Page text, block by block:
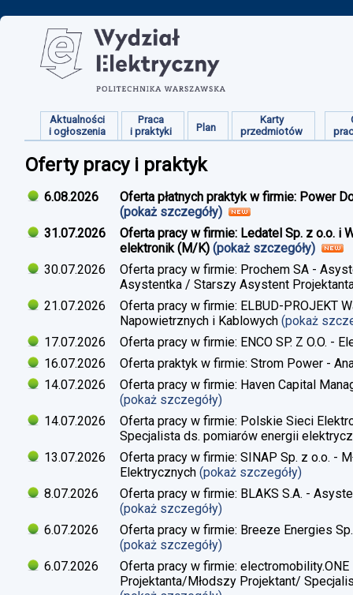
Aktualności
i ogłoszenia
Praca
i praktyki
Plan
Karty
przedmiotów
Oferty pracy i praktyk
6.08.2026
Oferta płatnych praktyk w firmie: Power
(pokaż szczegóły)
31.07.2026
Oferta pracy w firmie: Ledatel Sp. z o.o. i
elektronik (M/K) (pokaż szczegóły)
30.07.2026
Oferta pracy w firmie: Prochem SA -
Asystentka / Starszy Asystent
21.07.2026
Oferta pracy w firmie: ELBUD-PROJEKT
Napowietrznych i Kablowych (pokaż
17.07.2026
Oferta pracy w firmie: ENCO SP. Z O.O. -
16.07.2026
Oferta praktyk w firmie: Strom Power -
14.07.2026
Oferta pracy w firmie: Haven Capital
(pokaż szczegóły)
14.07.2026
Oferta pracy w firmie: Polskie Sieci
Specjalista ds. pomiarów energii
13.07.2026
Oferta pracy w firmie: SINAP Sp. z o.o. -
Elektrycznych (pokaż szczegóły)
8.07.2026
Oferta pracy w firmie: BLAKS S.A. -
(pokaż szczegóły)
6.07.2026
Oferta pracy w firmie: Breeze Energies
(pokaż szczegóły)
6.07.2026
Oferta pracy w firmie:
Projektanta/Młodszy Projektant/